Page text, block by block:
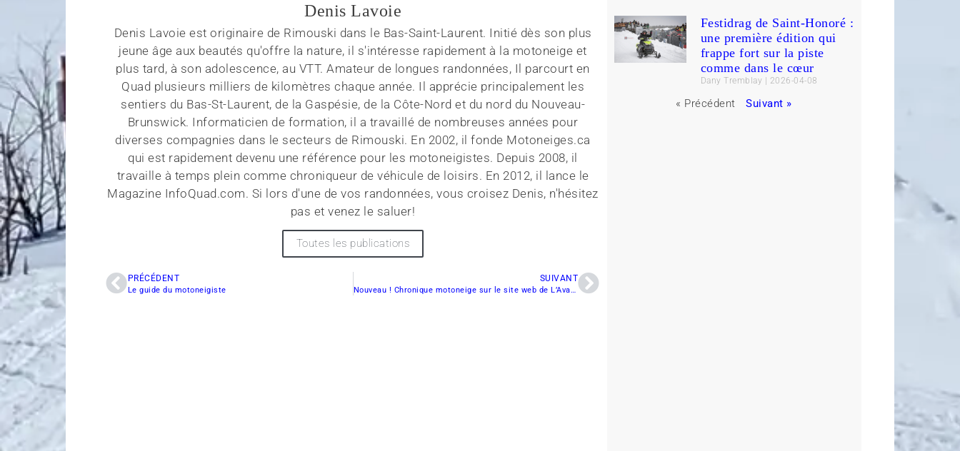
Denis Lavoie
Denis Lavoie est originaire de Rimouski dans le Bas-Saint-Laurent. Initié dès son plus
jeune âge aux beautés qu'offre la nature, il s'intéresse rapidement à la motoneige et
plus tard, à son adolescence, au VTT. Amateur de longues randonnées, Il parcourt en
Quad plusieurs milliers de kilomètres chaque année. Il apprécie principalement les
sentiers du Bas-St-Laurent, de la Gaspésie, de la Côte-Nord et du nord du Nouveau-
Brunswick. Informaticien de formation, il a travaillé de nombreuses années pour
diverses compagnies dans le secteurs de Rimouski. En 2002, il fonde Motoneiges.ca
qui est rapidement devenu une référence pour les motoneigistes. Depuis 2008, il
travaille à temps plein comme chroniqueur de véhicule de loisirs. En 2012, il lance le
Magazine InfoQuad.com. Si lors d'une de vos randonnées, vous croisez Denis, n'hésitez
pas et venez le saluer!
Toutes les publications
PRÉCÉDENT
Le guide du motoneigiste
SUIVANT
Nouveau ! Chronique motoneige sur le site web de L’Avantage
Festidrag de Saint-Honoré :
une première édition qui
frappe fort sur la piste
comme dans le cœur
Dany Tremblay 2026-04-08
« Précédent Suivant »